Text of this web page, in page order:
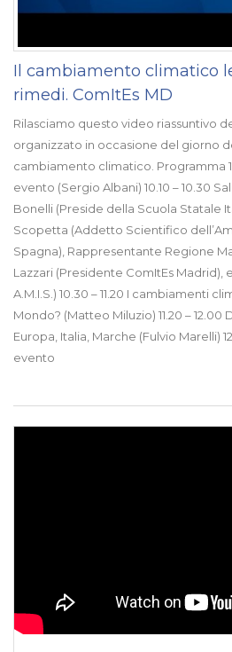
Il cambiamento climatico
rimedi. ComItEs MD
Rilasciamo questo video riassuntivo
organizzato in occasione del giorno
cambiamento climatico. Programma
evento (Sergio Albani) 10.10 – 10.30
Bonelli (Preside della Scuola Statale
Scopetta (Addetto Scientifico
Spagna), Rappresentante Regione
Lazzari (Presidente ComItEs Madrid),
A.M.I.S.) 10.30 – 11.20 I cambiamenti
Mondo? (Matteo Miluzio) 11.20 –
Europa, Italia, Marche (Fulvio Marelli)
evento